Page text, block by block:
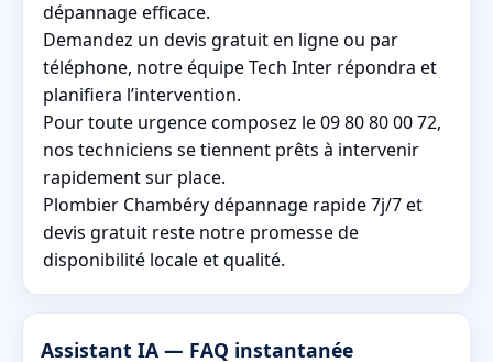
dépannage efficace.
Demandez un devis gratuit en ligne ou par
téléphone, notre équipe Tech Inter répondra et
planifiera l’intervention.
Pour toute urgence composez le 09 80 80 00 72,
nos techniciens se tiennent prêts à intervenir
rapidement sur place.
Plombier Chambéry dépannage rapide 7j/7 et
devis gratuit reste notre promesse de
disponibilité locale et qualité.
Assistant IA — FAQ instantanée